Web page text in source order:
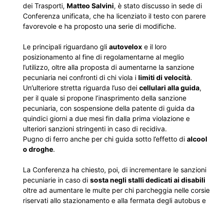
dei Trasporti, Matteo Salvini, è stato discusso in sede di
Conferenza unificata, che ha licenziato il testo con parere
favorevole e ha proposto una serie di modifiche.
Le principali riguardano gli autovelox e il loro
posizionamento al fine di regolamentarne al meglio
l’utilizzo, oltre alla proposta di aumentarne la sanzione
pecuniaria nei confronti di chi viola i limiti di velocità.
Un’ulteriore stretta riguarda l’uso dei cellulari alla guida,
per il quale si propone l’inasprimento della sanzione
pecuniaria, con sospensione della patente di guida da
quindici giorni a due mesi fin dalla prima violazione e
ulteriori sanzioni stringenti in caso di recidiva.
Pugno di ferro anche per chi guida sotto l’effetto di alcool
o droghe.
La Conferenza ha chiesto, poi, di incrementare le sanzioni
pecuniarie in caso di sosta negli stalli dedicati ai disabili
oltre ad aumentare le multe per chi parcheggia nelle corsie
riservati allo stazionamento e alla fermata degli autobus e